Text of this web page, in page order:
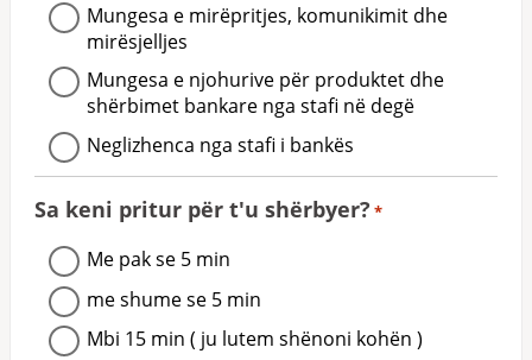
Mungesa e mirëpritjes, komunikimit dhe
mirësjelljes
Mungesa e njohurive për produktet dhe
shërbimet bankare nga stafi në degë
Neglizhenca nga stafi i bankës
Sa keni pritur për t'u shërbyer? *
Me pak se 5 min
me shume se 5 min
Mbi 15 min ( ju lutem shënoni kohën )